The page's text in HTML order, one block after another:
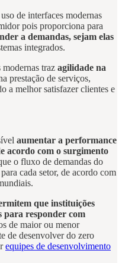
de interfaces modernas
pois proporciona para
a demandas, sejam elas
integrados.
traz agilidade na
prestação de serviços,
a melhor satisfazer clientes e
aumentar a performance
acordo com o surgimento
o fluxo de demandas do
cada setor, de acordo com
que instituições
para responder com
de maior ou menor
de desenvolver do zero
equipes de desenvolvimento